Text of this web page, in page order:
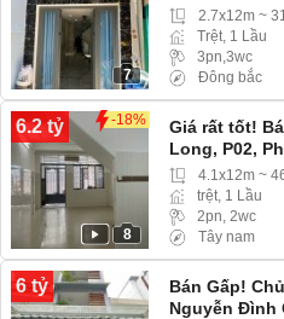
7
2.7x12m ~
Trệt, 1 Lầu
3pn,3wc
Đông bắc
6.2 tỷ -18%
8
Giá rất tốt!
Long, P02,
4.1x12m ~
trệt, 1 Lầu
2pn, 2wc
Tây nam
6 tỷ
Bán Gấp!
Nguyễn Đình